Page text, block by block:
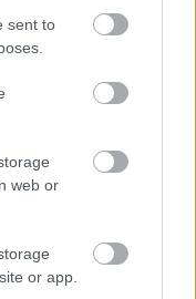
sent to
web or
or app.
Egy
verseny
60 ezer